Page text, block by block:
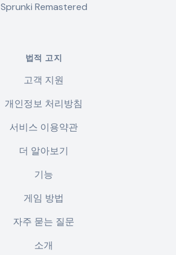
Sprunki Remastered
법적 고지
고객 지원
개인정보 처리방침
서비스 이용약관
더 알아보기
기능
게임 방법
자주 묻는 질문
소개